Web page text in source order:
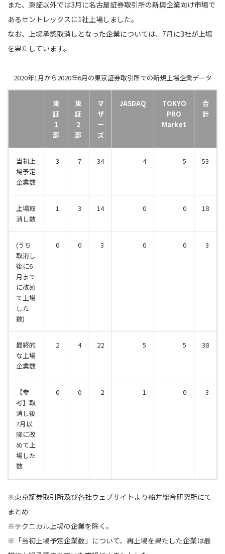
また、東証以外では3月に名古屋証券取引所の新興企業向け市場で
あるセントレックスに1社上場しました。
なお、上場承認取消しとなった企業については、7月に3社が上場
を果たしています。
2020年1月から2020年6月の東京証券取引所での新規上場企業データ
東
証
1
部
東
証
2
部
マ
ザ
ー
ズ
JASDAQ
TOKYO
PRO
Market
合
計
当初上
場予定
企業数
3 7 34 4 5 53
上場取
消し数
1 3 14 0 0 18
(うち
取消し
後に6
月まで
に改め
て上場
した
数)
0 0 3 0 0 3
最終的
な上場
企業数
2 4 22 5 5 38
【参
考】取
消し後
7月以
降に改
めて上
場した
数
0 0 2 1 0 3
※東京証券取引所及び各社ウェブサイトより船井総合研究所にて
まとめ
※テクニカル上場の企業を除く。
※「当初上場予定企業数」について、再上場を果たした企業は最